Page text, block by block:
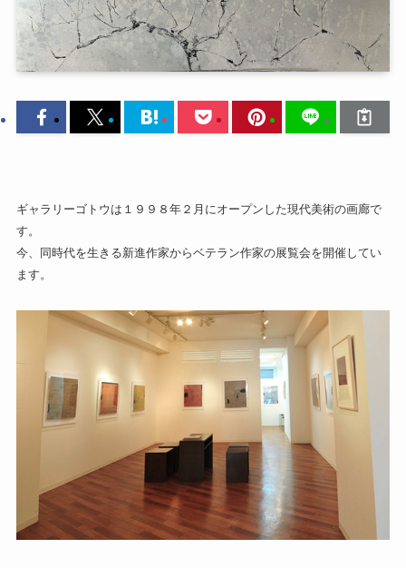
ギャラリーゴトウは１９９８年２月にオープンした現代美術の画廊で
す。
今、同時代を生きる新進作家からベテラン作家の展覧会を開催してい
ます。